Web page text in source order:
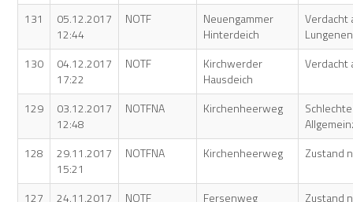
131
05.12.2017
12:44
NOTF
Neuengammer
Hinterdeich
Verdacht
130
04.12.2017
17:22
NOTF
Kirchwerder
Hausdeich
Verdacht
129
03.12.2017
12:48
NOTFNA Kirchenheerweg
128
29.11.2017
15:21
NOTFNA Kirchenheerweg Zustand
127
24.11.2017
NOTF Fersenweg Zustand